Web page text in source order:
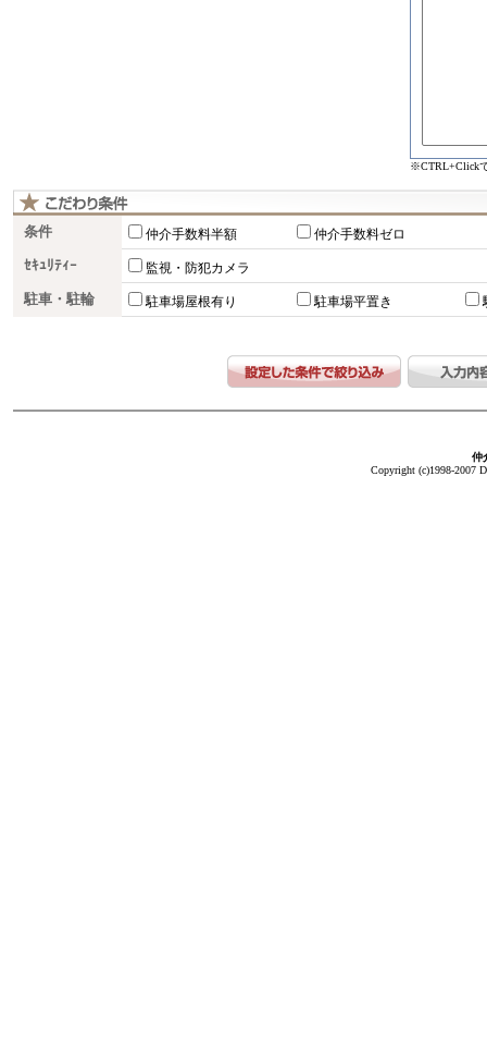
※CTRL+Click
条件 仲介手数料半額 仲介手数料ゼロ
ｾｷｭﾘﾃｨｰ 監視・防犯カメラ
駐車・駐輪 駐車場屋根有り 駐車場平置き
仲
Copyright (c)1998-2007